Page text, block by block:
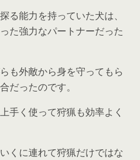
る能力を持っていた犬は、
た強力なパートナーだった
も外敵から身を守ってもら
だったのです。
手く使って狩猟も効率よく
くに連れて狩猟だけではな